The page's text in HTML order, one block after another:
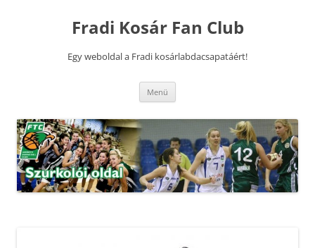
Fradi Kosár Fan Club
Egy weboldal a Fradi kosárlabdacsapatáért!
Menü